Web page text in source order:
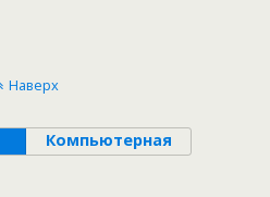
Наверх
Компьютерная